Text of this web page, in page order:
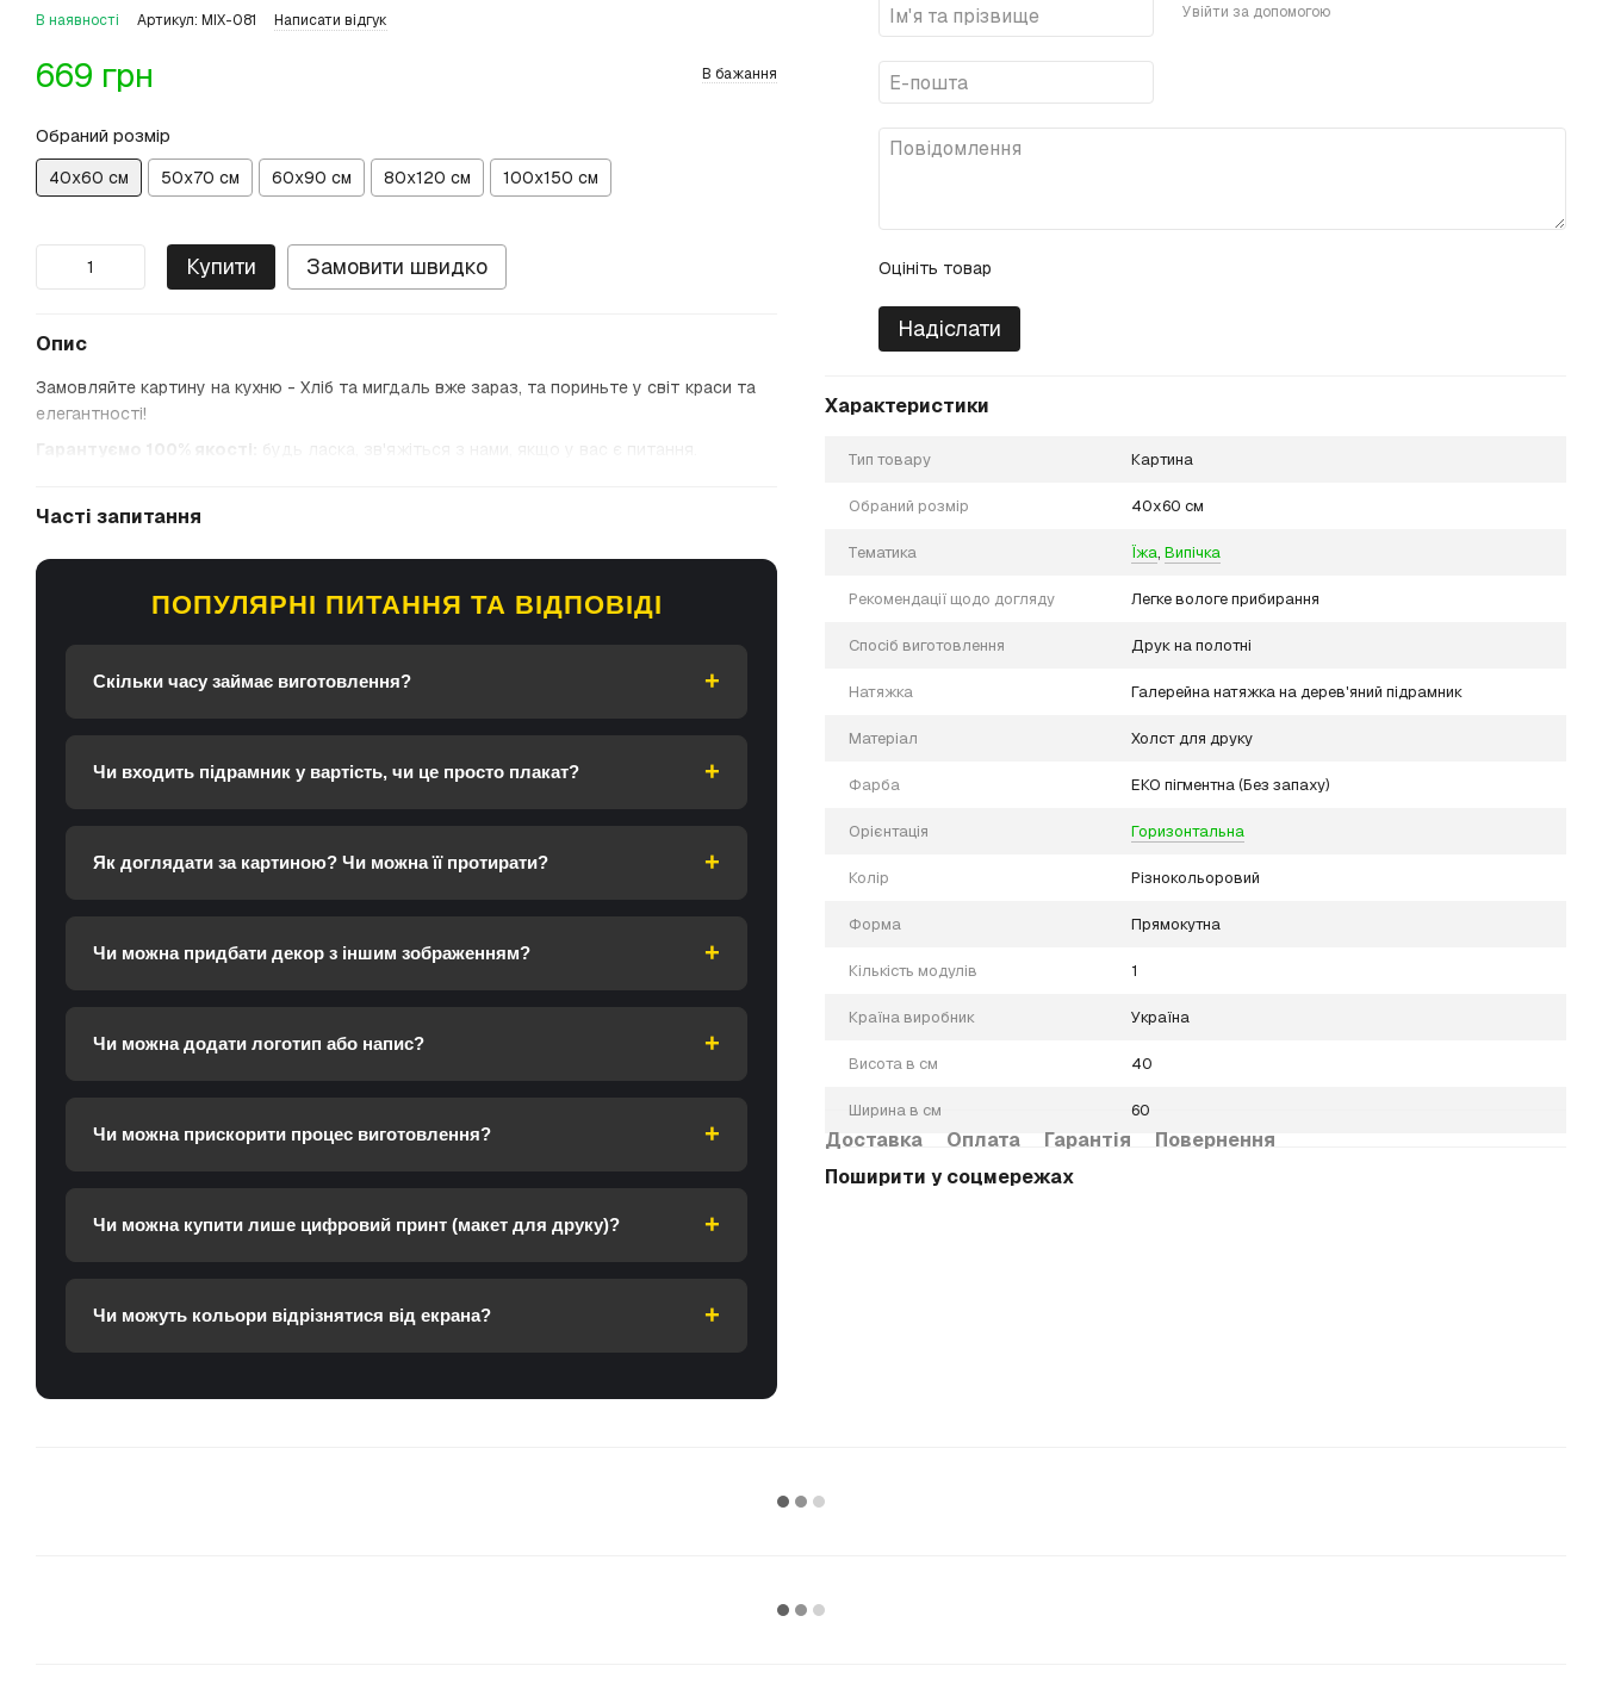
В наявності Артикул: MIX-081 Написати відгук
669 грн В бажання
Обраний розмір
40х60 см 50х70 см 60х90 см 80х120 см 100х150 см
Купити Замовити швидко
Опис
Замовляйте картину на кухню - Хліб та мигдаль вже зараз, та пориньте у світ краси та
елегантності!
Гарантуємо 100% якості:
будь ласка, зв'яжіться з нами, якщо у вас є питання.
Часті запитання
ПОПУЛЯРНІ ПИТАННЯ ТА ВІДПОВІДІ
Скільки часу займає виготовлення?
Чи входить підрамник у вартість, чи це просто плакат?
Як доглядати за картиною? Чи можна її протирати?
Чи можна придбати декор з іншим зображенням?
Чи можна додати логотип або напис?
Чи можна прискорити процес виготовлення?
Чи можна купити лише цифровий принт (макет для друку)?
Чи можуть кольори відрізнятися від екрана?
Увійти за допомогою
Оцініть товар
Надіслати
Характеристики
Тип товару Картина
Обраний розмір 40х60 см
Тематика Їжа, Випічка
Рекомендації щодо догляду Легке вологе прибирання
Спосіб виготовлення Друк на полотні
Натяжка Галерейна натяжка на дерев'яний підрамник
Матеріал Холст для друку
Фарба ЕКО пігментна (Без запаху)
Орієнтація Горизонтальна
Колір Різнокольоровий
Форма Прямокутна
Кількість модулів 1
Країна виробник Україна
Висота в см 40
Ширина в см 60
Доставка Оплата Гарантія
Повернення
Поширити у соцмережах